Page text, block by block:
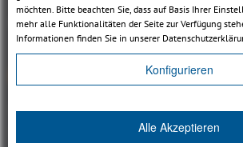
3DViewStation Produktfamilie
3DViewStation Desktop Version
möchten. Bitte beachten Sie, dass auf Basis Ihrer
mehr alle Funktionalitäten der Seite zur Verfügung
Informationen finden Sie in unserer
Konfigurieren
Alle Akzeptieren